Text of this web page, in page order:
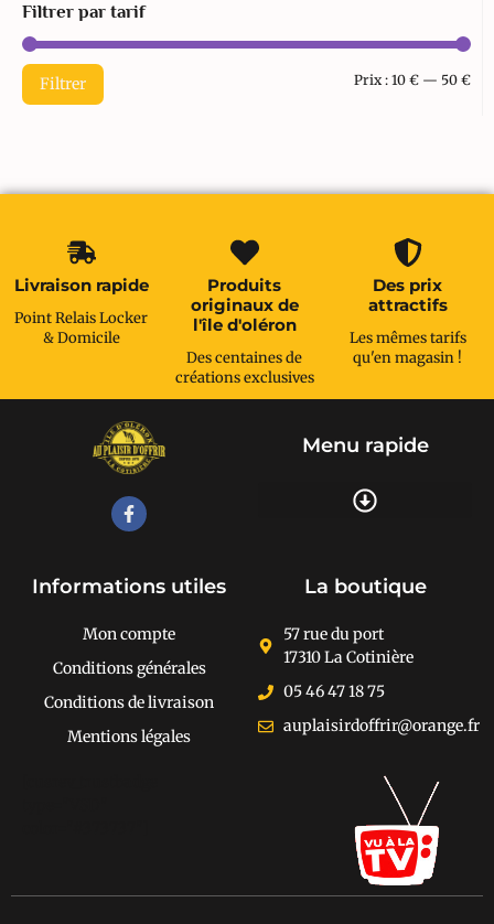
Filtrer par tarif
Filtrer Prix : 10 € — 50 €
Livraison rapide
Point Relais Locker
& Domicile
Produits
originaux de
l'île d'oléron
Des centaines de
créations exclusives
Des prix
attractifs
Les mêmes tarifs
qu'en magasin !
Menu rapide
Informations utiles
Mon compte
Conditions générales
Conditions de livraison
Mentions légales
La boutique
57 rue du port
17310 La Cotinière
05 46 47 18 75
auplaisirdoffrir@orange.fr